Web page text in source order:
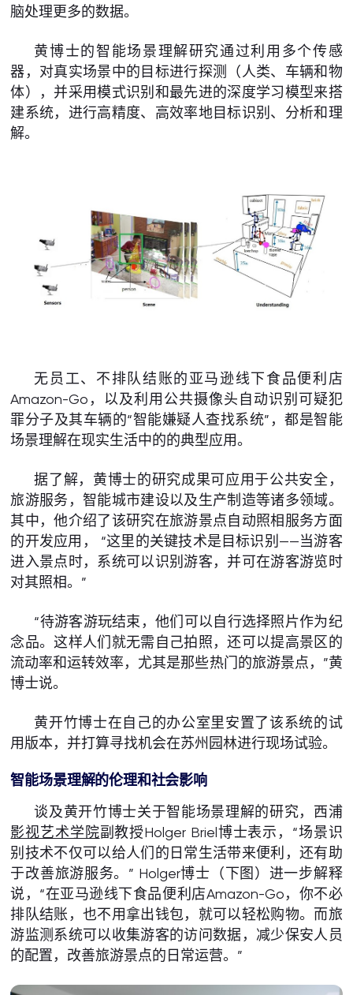
脑处理更多的数据。
黄博士的智能场景理解研究通过利用多个传感
器，对真实场景中的目标进行探测（人类、车辆和物
体），并采用模式识别和最先进的深度学习模型来搭
建系统，进行高精度、高效率地目标识别、分析和理
解。
无员工、不排队结账的亚马逊线下食品便利店
Amazon-Go，以及利用公共摄像头自动识别可疑犯
罪分子及其车辆的“智能嫌疑人查找系统”，都是智能
场景理解在现实生活中的的典型应用。
据了解，黄博士的研究成果可应用于公共安全，
旅游服务，智能城市建设以及生产制造等诸多领域。
其中，他介绍了该研究在旅游景点自动照相服务方面
的开发应用， “这里的关键技术是目标识别——当游客
进入景点时，系统可以识别游客，并可在游客游览时
对其照相。”
“待游客游玩结束，他们可以自行选择照片作为纪
念品。这样人们就无需自己拍照，还可以提高景区的
流动率和运转效率，尤其是那些热门的旅游景点，”黄
博士说。
黄开竹博士在自己的办公室里安置了该系统的试
用版本，并打算寻找机会在苏州园林进行现场试验。
智能场景理解的伦理和社会影响
谈及黄开竹博士关于智能场景理解的研究，西浦
影视艺术学院副教授Holger Briel博士表示，“场景识
别技术不仅可以给人们的日常生活带来便利，还有助
于改善旅游服务。” Holger博士（下图）进一步解释
说，“在亚马逊线下食品便利店Amazon-Go，你不必
排队结账，也不用拿出钱包，就可以轻松购物。而旅
游监测系统可以收集游客的访问数据，减少保安人员
的配置，改善旅游景点的日常运营。”